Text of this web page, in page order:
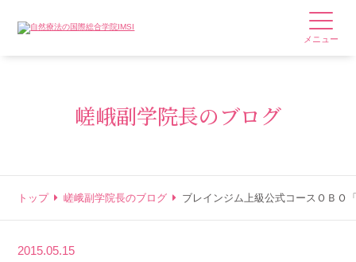
メニュー
嵯峨副学院長のブログ
トップ 嵯峨副学院長のブログ ブレインジム上級公式コースＯＢＯ
2015.05.15